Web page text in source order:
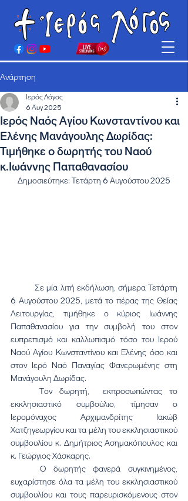
Ανάρτηση
Ιερός Ναός Αγίου Κωνσταντίνου και
Ελένης Μανάγουλης Δωρίδας:
Τιμήθηκε ο δωρητής του Ναού
κ.Ιωάννης Παπαθανασίου
Ιερός Λόγος
6 Αυγ 2025
Δημοσιεύτηκε: Τετάρτη 6 Αυγούστου 2025
	Σε μία λιτή εκδήλωση, σήμερα Τετάρτη
6 Αυγούστου 2025, μετά το πέρας της Θείας
Λειτουργίας, τιμήθηκε ο κύριος Ιωάννης
Παπαθανασίου για την συμβολή του στον
ευπρεπισμό και καλλωπισμό τόσο του Ιερού
Ναού Αγίου Κωνσταντίνου και Ελένης όσο και
στον Ιερό Ναό Παναγίας Φανερωμένης στη
Μανάγουλη Δωρίδας.
εκκλησιαστικό συμβούλιο, τίμησαν ο
Ιερομόναχος Αρχιμανδρίτης Ιακώβ
Χατζηγεωργίου και τα μέλη του εκκλησιαστικού
συμβουλίου κ. Δημήτριος Ασημακόπουλος και
κ. Γεώργιος Χάσκαρης.
ευχαρίστησε όλα τα μέλη του εκκλησιαστικού
συμβουλίου και τους παρευρισκόμενους στον